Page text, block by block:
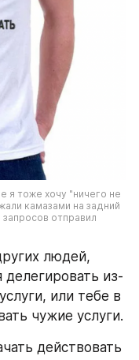
я тоже хочу "ничего не
камазами на задний
отправил
людей,
из-
или тебе в
чужие услуги.
действовать